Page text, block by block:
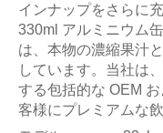
インナップをさらに
330ml アルミニウム
は、本物の濃縮果汁
しています。当社は
する包括的な OEM
客様にプレミアムな